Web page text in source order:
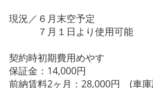
現況／６月末空予定
７月１日より使用可能
契約時初期費用めやす
保証金：14,000円
前納賃料2ヶ月：28,000円 (車